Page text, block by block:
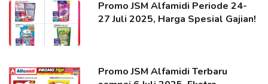
Promo JSM Alfamidi Periode 24-
27 Juli 2025, Harga Spesial Gajian!
Promo JSM Alfamidi Terbaru